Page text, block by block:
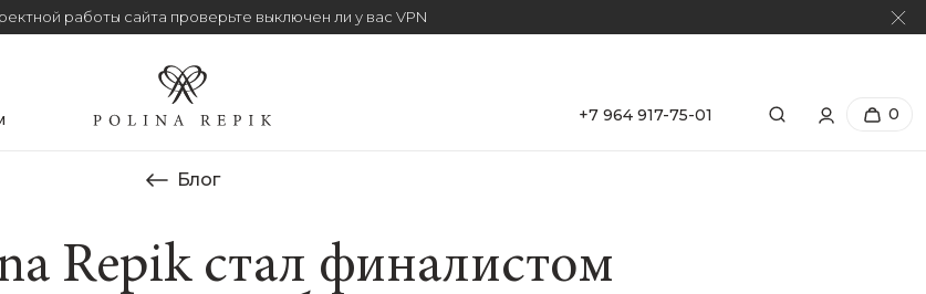
работы сайта проверьте выключен ли у вас VPN
+7 964 917-75-01 0
Блог
Repik стал финалистом